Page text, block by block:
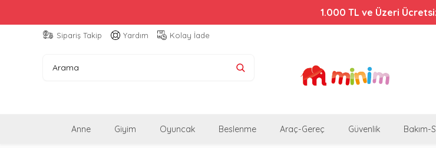
1.000 TL ve Üzeri
Sipariş Takip Yardım Kolay İade
Anne Giyim Oyuncak Beslenme Araç-Gereç Güvenlik Bakım-